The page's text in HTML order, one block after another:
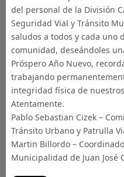
del personal de la División
Seguridad Vial y Tránsito
saludos a todos y cada uno
comunidad, deseándoles
Próspero Año Nuevo,
trabajando
integridad física de
Atentamente.
Pablo Sebastian Cizek –
Tránsito Urbano y Patrulla
Martin Billordo –
Municipalidad de Juan José